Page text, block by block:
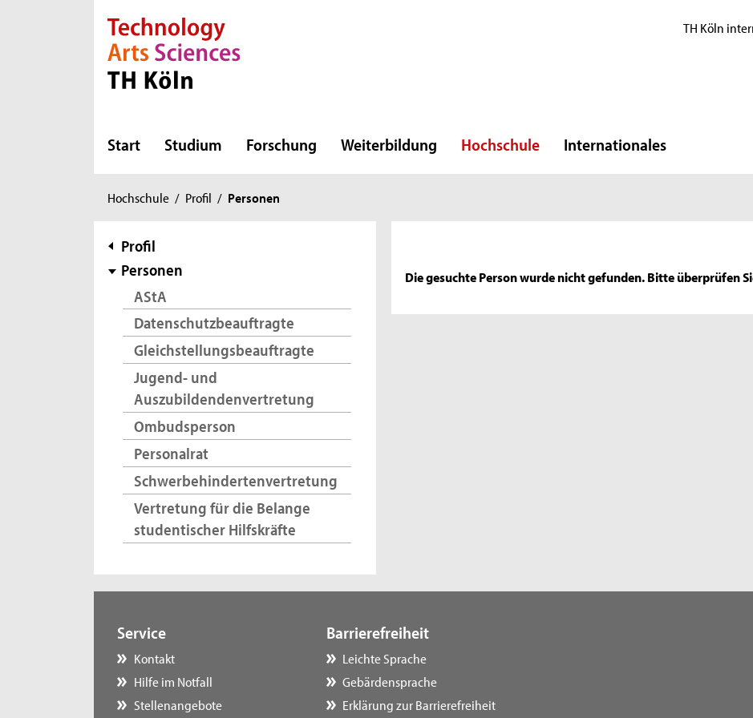
Direkt zur Hauptnavigation
Direkt zur Subnavigation
Direkt zum Inhalt
Direkt zum Fußbereich TH Köln
Start Studium Forschung Weiterbildung Hochschule Internationales
Sie
hier:
Hochschule / Profil / Personen
Subnavigation
Profil
Personen
AStA
Datenschutzbeauftragte
Gleichstellungsbeauftragte
Jugend- und
Auszubildendenvertretung
Ombudsperson
Personalrat
Schwerbehindertenvertretung
Vertretung für die Belange
studentischer Hilfskräfte
Die gesuchte Person wurde nicht gefunden. Bitte überprüfen
Service
Kontakt
Hilfe im Notfall
Stellenangebote
Barrierefreiheit
Leichte Sprache
Gebärdensprache
Erklärung zur Barrierefreiheit